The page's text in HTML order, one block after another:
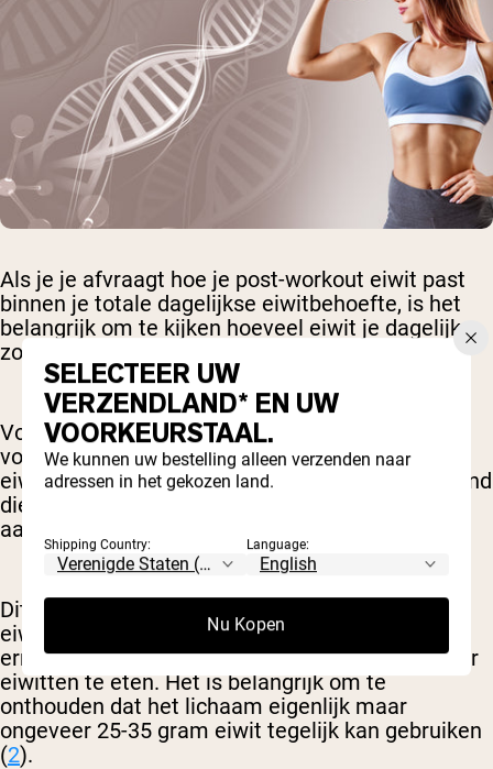
Als je je afvraagt hoe je post-workout eiwit past
binnen je totale dagelijkse eiwitbehoefte, is het
belangrijk om te kijken hoeveel eiwit je dagelijks
zou moeten consumeren.
Volgens de Dietary Reference Intakes hebben
volwassenen dagelijks ongeveer 0,8-1,2 gram
eiwit per kilogram lichaamsgewicht nodig. Iemand
die meer weegt, heeft dus meer eiwit nodig om
aan zijn behoeften te voldoen.
Dit betekent echter niet per se dat je meer
eiwitten na je training moet nemen, maar dat je
ernaar moet streven om gedurende de dag vaker
eiwitten te eten. Het is belangrijk om te
onthouden dat het lichaam eigenlijk maar
ongeveer 25-35 gram eiwit tegelijk kan gebruiken
(2).
SELECTEER UW
VERZENDLAND* EN UW
VOORKEURSTAAL.
We kunnen uw bestelling alleen verzenden naar
adressen in het gekozen land.
Shipping Country: Language:
Nu Kopen